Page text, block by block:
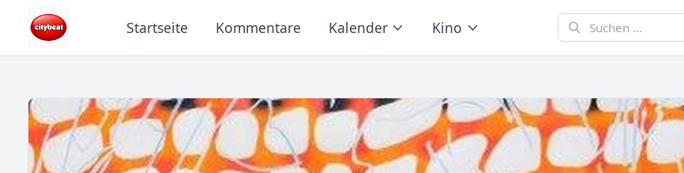
Startseite Kommentare Kalender Kino